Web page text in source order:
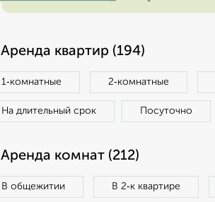
Аренда квартир (194)
1‑комнатные 2‑комнатные
На длительный срок Посуточно
Аренда комнат (212)
В общежитии В 2‑к квартире